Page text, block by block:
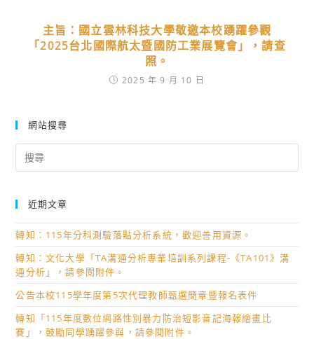
主旨：國立雲林科技大學敬邀本校踴躍參觀
「2025台北國際航太暨國防工業展覽會」，請查
照。
2025 年 9 月 10 日
網站搜尋
for:
近期文章
轉知：115年分科測驗落點分析系統，歡迎善用資源。
轉知：文化大學「TA溝通分析專業培訓系列課程-《TA101》溝
通分析」，請參閱附件。
公告本校115學年度第5次代理教師甄選簡章暨報名表件
轉知「115年度數位網路性別暴力防治短影音記海報繪畫比
賽」，鼓勵同學踴躍參與，請參閱附件。